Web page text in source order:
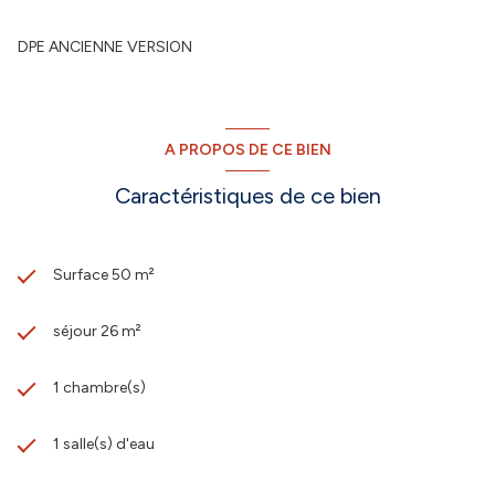
DPE ANCIENNE VERSION
A PROPOS DE CE BIEN
Caractéristiques de ce bien
Surface 50 m²
séjour 26 m²
1 chambre(s)
1 salle(s) d'eau